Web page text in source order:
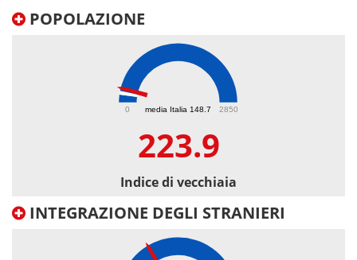
POPOLAZIONE
media Italia 148.7
0 2850
223.9
Indice di vecchiaia
INTEGRAZIONE DEGLI STRANIERI